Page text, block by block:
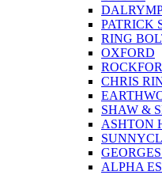
PATRICK
RING
OXFORD
CHRIS
SHAW &
ASHTON
ALPHA